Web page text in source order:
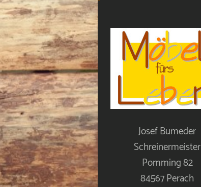
Josef Bumeder
Schreinermeister
Pomming 82
84567 Perach